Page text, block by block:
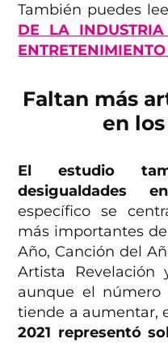
También puedes
DE LA
Faltan más
en
El estudio
desigualdades
específico se
más importantes
Año, Canción del
Artista
aunque el número
tiende a aumentar,
2021 representó